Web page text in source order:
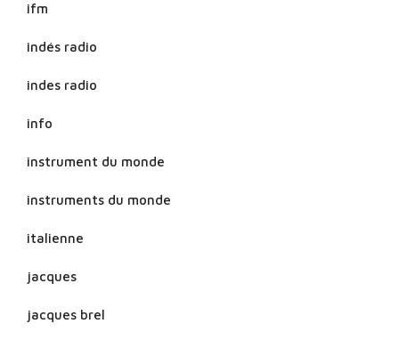
ifm
indés radio
indes radio
info
instrument du monde
instruments du monde
italienne
jacques
jacques brel